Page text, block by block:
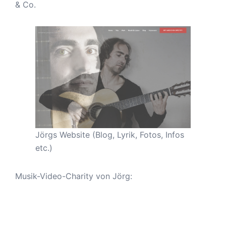
& Co.
Jörgs Website (Blog, Lyrik, Fotos, Infos
etc.)
Musik-Video-Charity von Jörg: